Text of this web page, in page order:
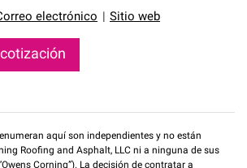
electrónico Sitio web
aquí son independientes y no están
Roofing and Asphalt, LLC ni a ninguna de sus
Corning”). La decisión de contratar a